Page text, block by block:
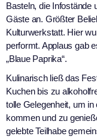
Basteln, die Infostände
Gäste an. Größter
Kulturwerkstatt. Hier
performt. Applaus gab
„Blaue Paprika“.
Kulinarisch ließ das
Kuchen bis zu
tolle Gelegenheit, um
kommen und zu
gelebte Teilhabe